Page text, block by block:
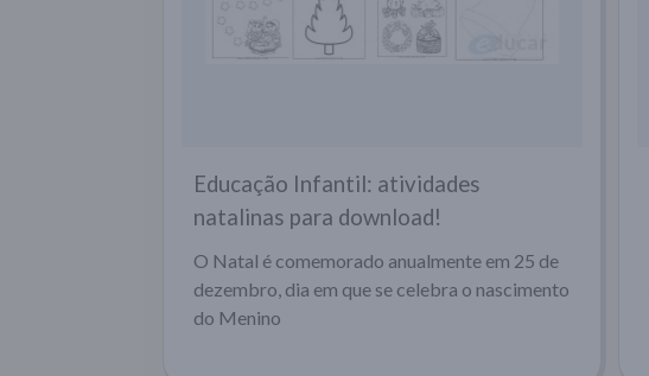
Educação Infantil: atividades
natalinas para download!
O Natal é comemorado anualmente em 25 de
dezembro, dia em que se celebra o nascimento
do Menino